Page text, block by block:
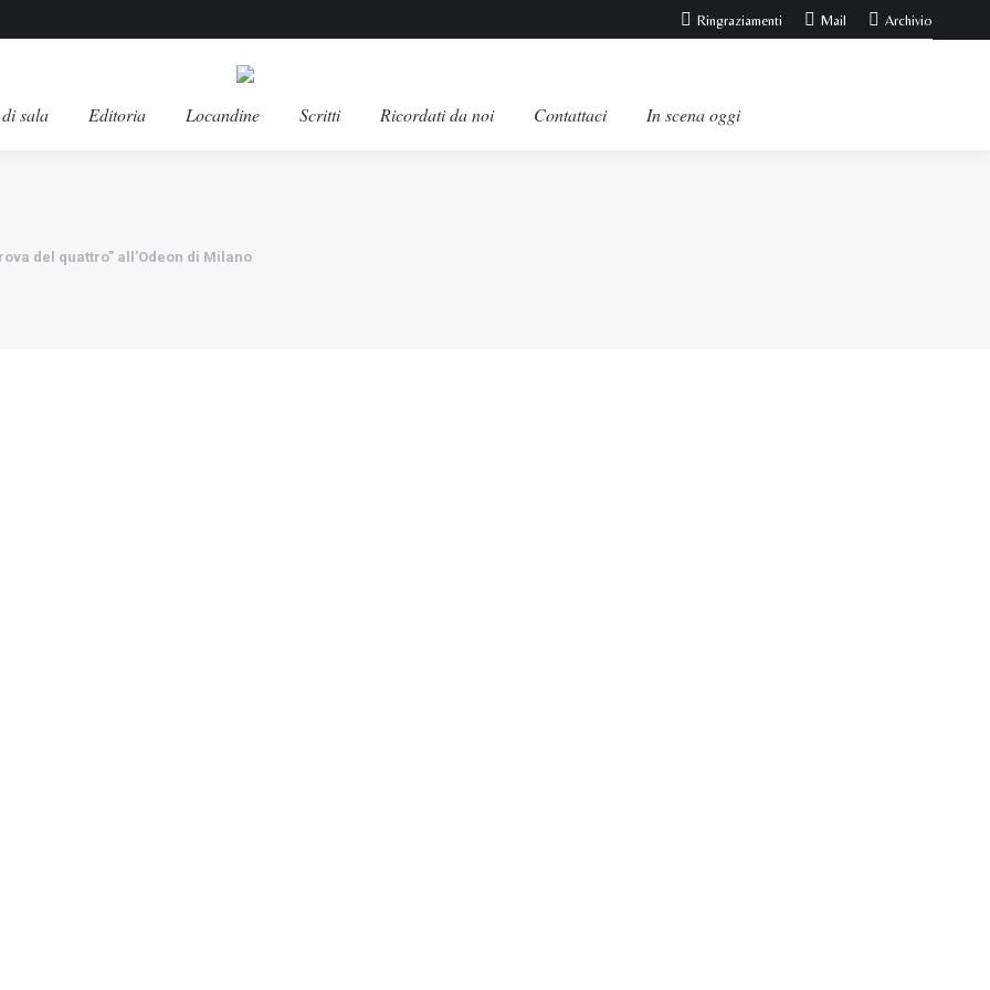
Ringraziamenti Mail Archivio
sala Editoria Locandine Scritti Ricordati da noi Contattaci In scena oggi
del quattro” all’Odeon di Milano